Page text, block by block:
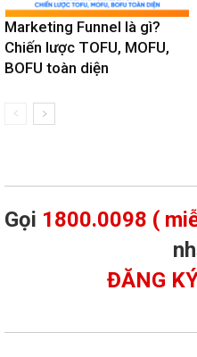
Marketing Funnel là gì?
Chiến lược TOFU, MOFU,
BOFU toàn diện
Gọi 1800.0098 (
ĐĂNG